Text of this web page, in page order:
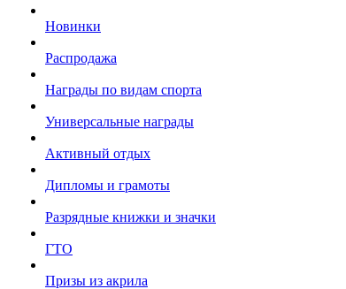
Новинки
Распродажа
Награды по видам спорта
Универсальные награды
Активный отдых
Дипломы и грамоты
Разрядные книжки и значки
ГТО
Призы из акрила